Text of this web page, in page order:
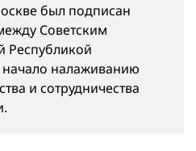
был подписан
Советским
Республикой
налаживанию
и сотрудничества